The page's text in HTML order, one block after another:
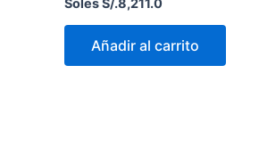
Soles S/.8,211.0
Añadir al carrito